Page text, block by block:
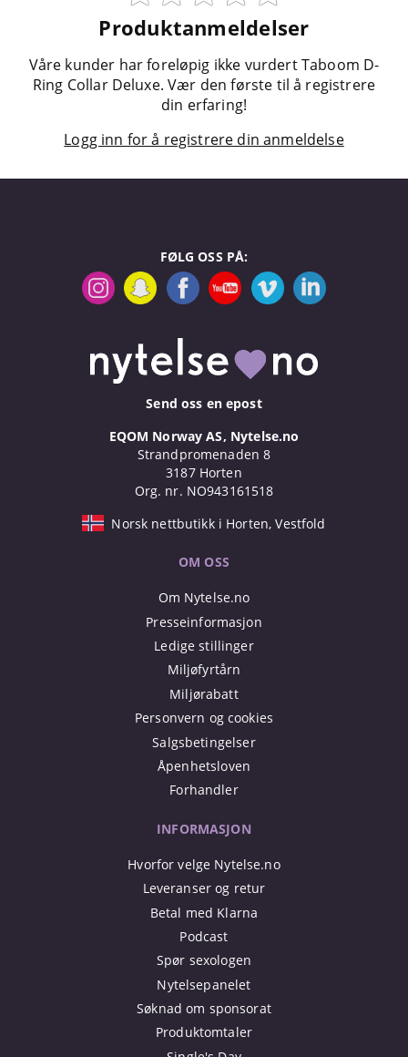
Produktanmeldelser
Våre kunder har foreløpig ikke vurdert Taboom D-
Ring Collar Deluxe. Vær den første til å registrere
din erfaring!
Logg inn for å registrere din anmeldelse
FØLG OSS PÅ:
Send oss en epost
EQOM Norway AS, Nytelse.no
Strandpromenaden 8
3187 Horten
Org. nr. NO943161518
Norsk nettbutikk i Horten, Vestfold
OM OSS
Om Nytelse.no
Presseinformasjon
Ledige stillinger
Miljøfyrtårn
Miljørabatt
Personvern og cookies
Salgsbetingelser
Åpenhetsloven
Forhandler
INFORMASJON
Hvorfor velge Nytelse.no
Leveranser og retur
Betal med Klarna
Podcast
Spør sexologen
Nytelsepanelet
Søknad om sponsorat
Produktomtaler